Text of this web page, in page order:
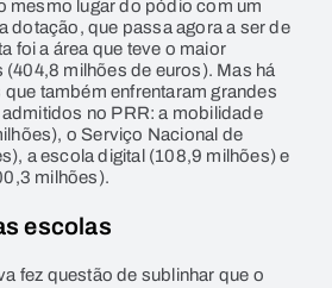
mesmo lugar do pódio com um
dotação, que passa agora a ser de
foi a área que teve o maior
milhões de euros). Mas há
também enfrentaram grandes
no PRR: a mobilidade
o Serviço Nacional de
a escola digital (108,9 milhões) e
milhões).
escolas
fez questão de sublinhar que o